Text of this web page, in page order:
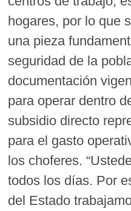
hogares, por lo que
una pieza
seguridad de la
documentación
para operar dentro
subsidio directo
para el gasto
los choferes.
todos los días. Por
del Estado